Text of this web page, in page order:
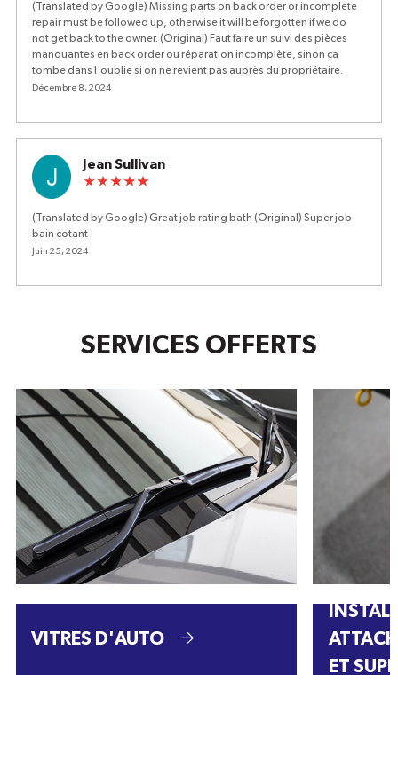
(Translated by Google) Missing parts on back order or incomplete
repair must be followed up, otherwise it will be forgotten if we do
not get back to the owner. (Original) Faut faire un suivi des pièces
manquantes en back order ou réparation incomplète, sinon ça
tombe dans l'oublie si on ne revient pas auprès du propriétaire.
Décembre 8, 2024
Jean Sullivan
(Translated by Google) Great job rating bath (Original) Super job
bain cotant
Juin 25, 2024
SERVICES OFFERTS
VITRES D'AUTO
ET